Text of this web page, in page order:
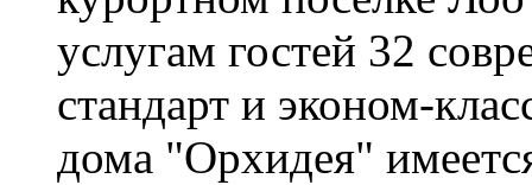
услугам гостей 32
стандарт и эконом-
дома "Орхидея"